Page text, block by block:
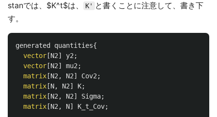
stanでは、$K^t$は、
K' と書くことに注意して、書き下
す。
generated quantities{
vector [N2] y2 ;
vector [N2] mu2 ;
matrix [N2 , N2] Cov2 ;
matrix [N, N2] K;
matrix [N2 , N2] Sigma;
matrix [N2 , N] K_t_Cov;